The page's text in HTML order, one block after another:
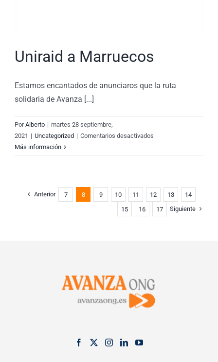
Uniraid a Marruecos
Estamos encantados de anunciaros que la ruta
solidaria de Avanza [...]
PorAlberto | martes 28 septiembre,
2021 | Uncategorized | Comentarios desactivados
a
Más información
Anterior 7 8 9 10 11 12 13
14
15
16 17 Siguiente